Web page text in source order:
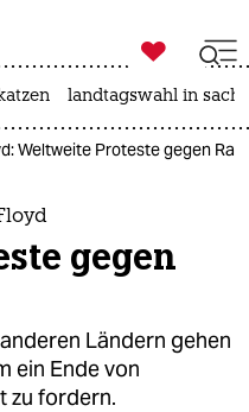

taz zahl ich
landtagswahl in
Weltweite Proteste gegen
gegen
Ländern gehen
ein Ende von
zu fordern.